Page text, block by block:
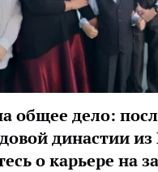
общее дело:
династии
о карьере на